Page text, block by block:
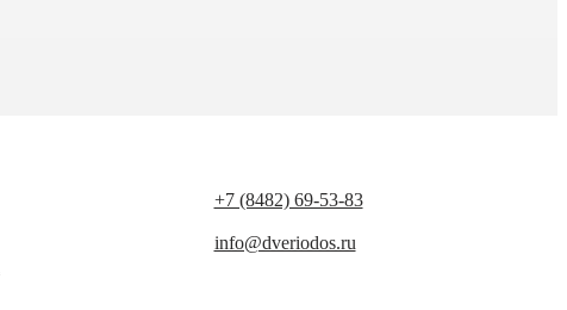
+7 (8482) 69-53-83
info@dveriodos.ru